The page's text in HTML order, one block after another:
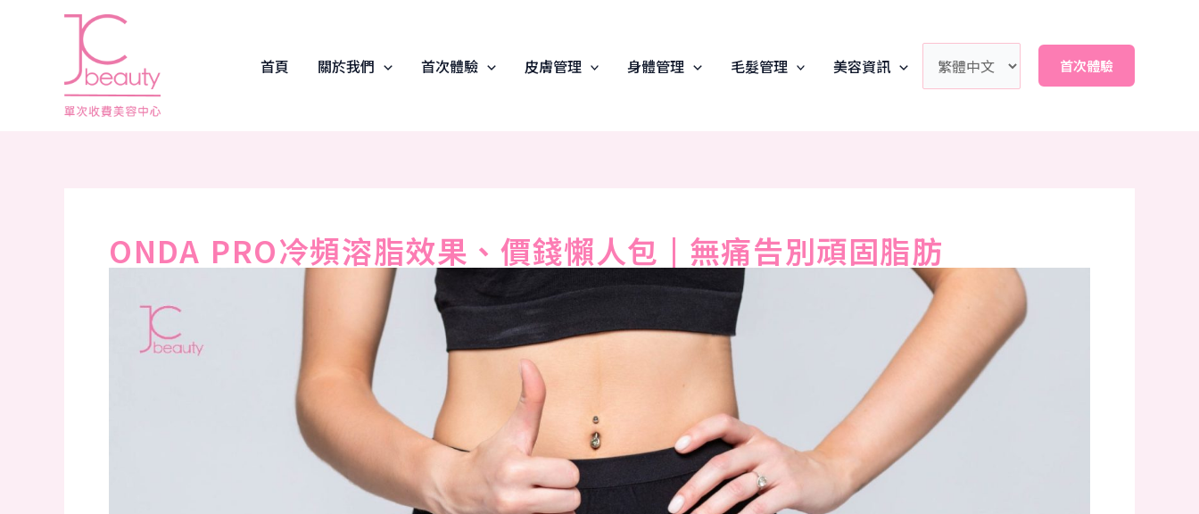
首頁 關於我們 首次體驗 皮膚管理 身體管理 毛髮管理 美容資訊 首次體驗
ONDA PRO冷頻溶脂效果、價錢懶人包 | 無痛告別頑固脂肪
Post
navigation